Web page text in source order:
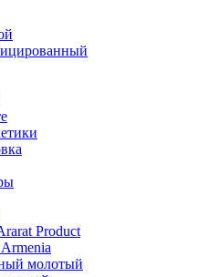
Product
молотый